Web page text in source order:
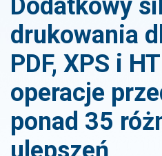
Dodatkowy
drukowania
PDF, XPS i
operacje
ponad 35